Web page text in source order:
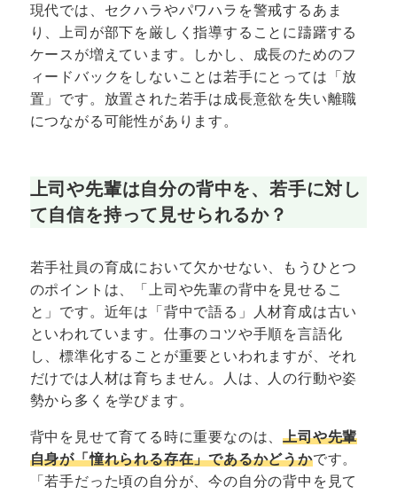
現代では、セクハラやパワハラを警戒するあま
り、上司が部下を厳しく指導することに躊躇する
ケースが増えています。しかし、成長のためのフ
ィードバックをしないことは若手にとっては「放
置」です。放置された若手は成長意欲を失い離職
につながる可能性があります。
上司や先輩は自分の背中を、若手に対し
て自信を持って見せられるか？
若手社員の育成において欠かせない、もうひとつ
のポイントは、「上司や先輩の背中を見せるこ
と」です。近年は「背中で語る」人材育成は古い
といわれています。仕事のコツや手順を言語化
し、標準化することが重要といわれますが、それ
だけでは人材は育ちません。人は、人の行動や姿
勢から多くを学びます。
背中を見せて育てる時に重要なのは、上司や先輩
自身が「憧れられる存在」であるかどうかです。
「若手だった頃の自分が、今の自分の背中を見て